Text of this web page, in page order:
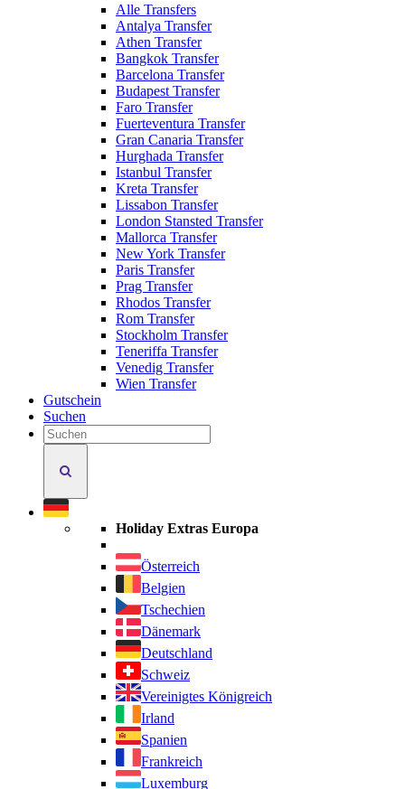
Alle Transfers
Antalya Transfer
Athen Transfer
Bangkok Transfer
Barcelona Transfer
Budapest Transfer
Faro Transfer
Fuerteventura Transfer
Gran Canaria Transfer
Hurghada Transfer
Istanbul Transfer
Kreta Transfer
Lissabon Transfer
London Stansted Transfer
Mallorca Transfer
New York Transfer
Paris Transfer
Prag Transfer
Rhodos Transfer
Rom Transfer
Stockholm Transfer
Teneriffa Transfer
Venedig Transfer
Wien Transfer
Gutschein
Suchen
Holiday
Extras
durchsuchen
Holiday Extras Europa
Österreich
Belgien
Tschechien
Dänemark
Deutschland
Schweiz
Vereinigtes Königreich
Irland
Spanien
Frankreich
Luxemburg